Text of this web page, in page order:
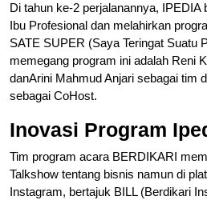
Di tahun ke-2 perjalanannya, IPEDIA
Ibu Profesional dan melahirkan
SATE SUPER (Saya Teringat Suatu
memegang program ini adalah Reni
danArini Mahmud Anjari sebagai tim
sebagai CoHost.
Inovasi Program
Tim program acara BERDIKARI
Talkshow tentang bisnis namun di
Instagram, bertajuk BILL (Berdikari